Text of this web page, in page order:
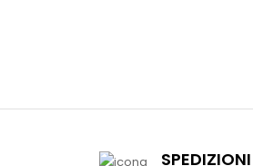
SPEDIZIONI